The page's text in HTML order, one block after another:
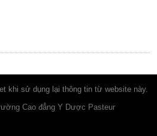
khi sử dụng lại thông tin từ website này.
Cao đẳng Y Dược Pasteur